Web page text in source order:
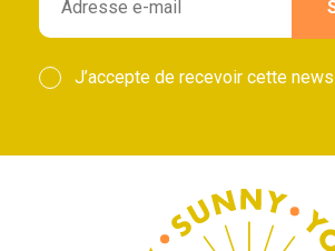
J’accepte de recevoir cette